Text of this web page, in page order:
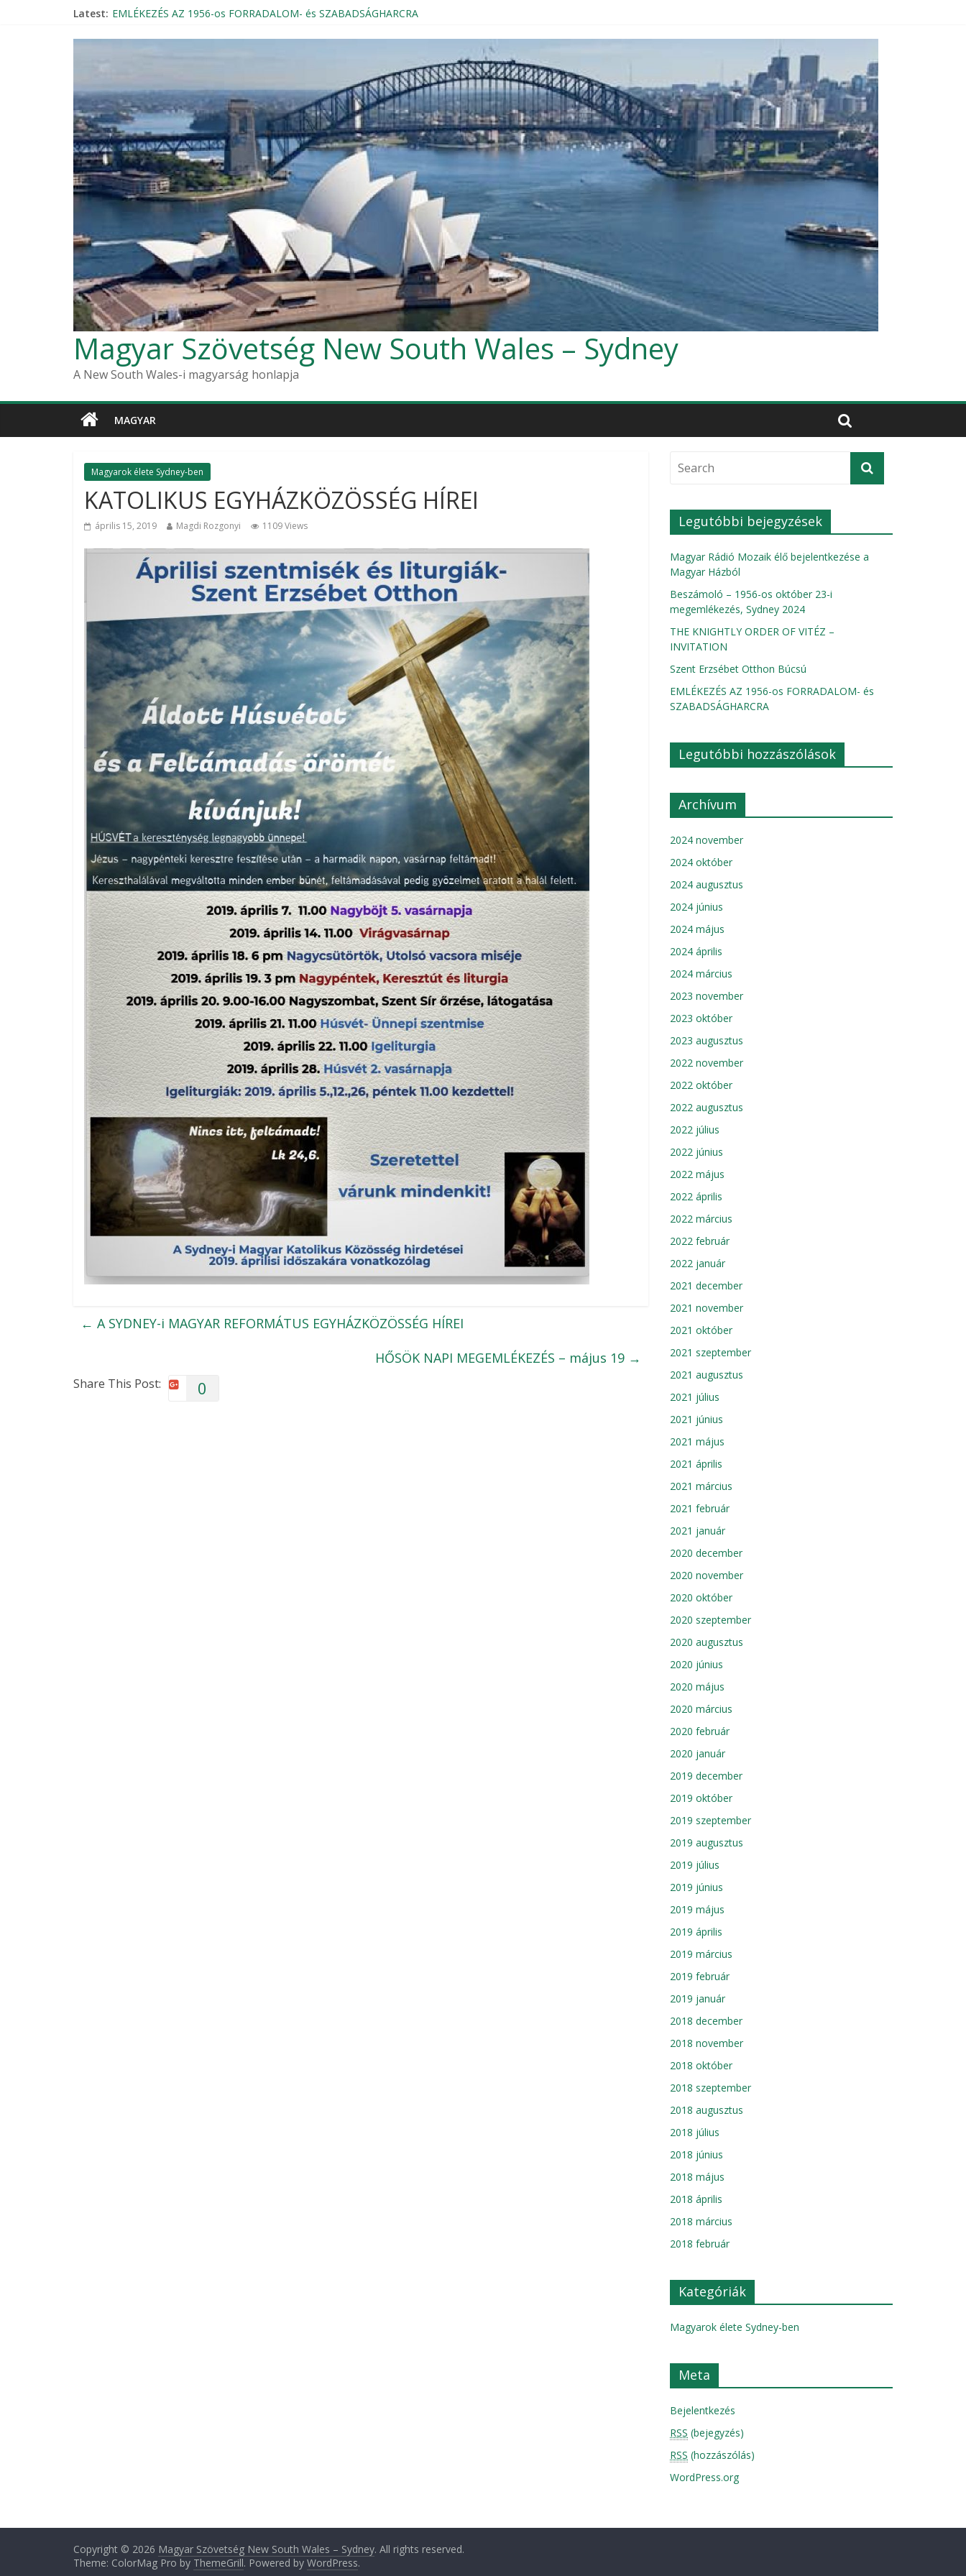
Latest: EMLÉKEZÉS AZ 1956-os FORRADALOM- és SZABADSÁGHARCRA
Magyar Szövetség New South Wales – Sydney
A New South Wales-i magyarság honlapja
MAGYAR
Magyarok élete Sydney-ben
KATOLIKUS EGYHÁZKÖZÖSSÉG HÍREI
április 15, 2019 Magdi Rozgonyi 1109 Views
← A SYDNEY-i MAGYAR REFORMÁTUS EGYHÁZKÖZÖSSÉG HÍREI
HŐSÖK NAPI MEGEMLÉKEZÉS – május 19 →
Share This Post: 0
Legutóbbi bejegyzések
Magyar Rádió Mozaik élő bejelentkezése a
Magyar Házból
Beszámoló – 1956-os október 23-i
megemlékezés, Sydney 2024
THE KNIGHTLY ORDER OF VITÉZ –
INVITATION
Szent Erzsébet Otthon Búcsú
EMLÉKEZÉS AZ 1956-os FORRADALOM- és
SZABADSÁGHARCRA
Legutóbbi hozzászólások
Archívum
2024 november
2024 október
2024 augusztus
2024 június
2024 május
2024 április
2024 március
2023 november
2023 október
2023 augusztus
2022 november
2022 október
2022 augusztus
2022 július
2022 június
2022 május
2022 április
2022 március
2022 február
2022 január
2021 december
2021 november
2021 október
2021 szeptember
2021 augusztus
2021 július
2021 június
2021 május
2021 április
2021 március
2021 február
2021 január
2020 december
2020 november
2020 október
2020 szeptember
2020 augusztus
2020 június
2020 május
2020 március
2020 február
2020 január
2019 december
2019 október
2019 szeptember
2019 augusztus
2019 július
2019 június
2019 május
2019 április
2019 március
2019 február
2019 január
2018 december
2018 november
2018 október
2018 szeptember
2018 augusztus
2018 július
2018 június
2018 május
2018 április
2018 március
2018 február
Kategóriák
Magyarok élete Sydney-ben
Meta
Bejelentkezés
RSS (bejegyzés)
RSS (hozzászólás)
WordPress.org
Copyright © 2026 Magyar Szövetség New South Wales – Sydney. All rights reserved.
Theme: ColorMag Pro by ThemeGrill. Powered by WordPress.